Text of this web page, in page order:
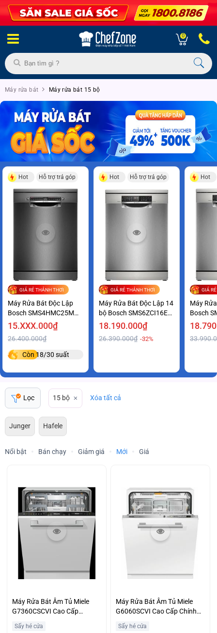
0
Máy rửa bát Máy rửa bát 15 bộ
Hot Hỗ trợ trả góp
GIÁ RẺ THẢNH THƠI
Máy Rửa Bát Độc Lập
Bosch SMS4HMC25M
Series 4 Tiện Lợi Giá Ưu
15.XXX.000₫
26.400.000₫
Còn 18/30 suất
Hot Hỗ trợ trả góp
GIÁ RẺ THẢNH THƠI
Máy Rửa Bát Độc Lập 14
bộ Bosch SMS6ZCI16E
series 6 Sạch Khô Hoàn
18.190.000₫
26.390.000₫ -32%
Hot
GIÁ
Máy
Bosch
Series 6
Lọc 15 bộ Xóa tất cả
Junger Hafele
Nổi bật Bán chạy Giảm giá Mới Giá
Máy Rửa Bát Âm Tủ Miele
G7360CSCVI Cao Cấp
Sấy hé cửa
Máy Rửa Bát Âm Tủ Miele
G6060SCVI Cao Cấp Chính
Sấy hé cửa